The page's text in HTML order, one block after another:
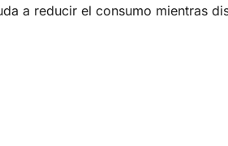
a reducir el consumo mientras